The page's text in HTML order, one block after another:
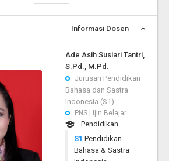
Informasi Dosen
Ade Asih Susiari Tantri,
S.Pd., M.Pd.
Jurusan Pendidikan
Bahasa dan Sastra
Indonesia (S1)
PNS | Ijin Belajar
Pendidikan
S1 Pendidikan
Bahasa & Sastra